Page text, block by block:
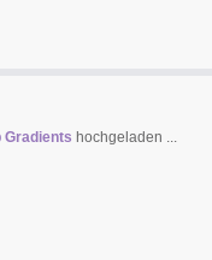
Gradients hochgeladen ...